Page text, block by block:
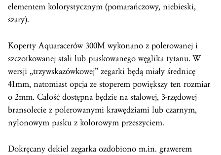
elementem kolorystycznym (pomarańczowy, niebieski,
szary).
Koperty Aquaracerów 300M wykonano z polerowanej i
szczotkowanej stali lub piaskowanego węglika tytanu. W
wersji „trzywskazówkowej” zegarki będą miały średnicę
41mm, natomiast opcja ze stoperem powiększy ten rozmiar
o 2mm. Całość dostępna będzie na stalowej, 3-rzędowej
bransolecie z polerowanymi krawędziami lub czarnym,
nylonowym pasku z kolorowym przeszyciem.
Dokręcany dekiel zegarka ozdobiono m.in. grawerem